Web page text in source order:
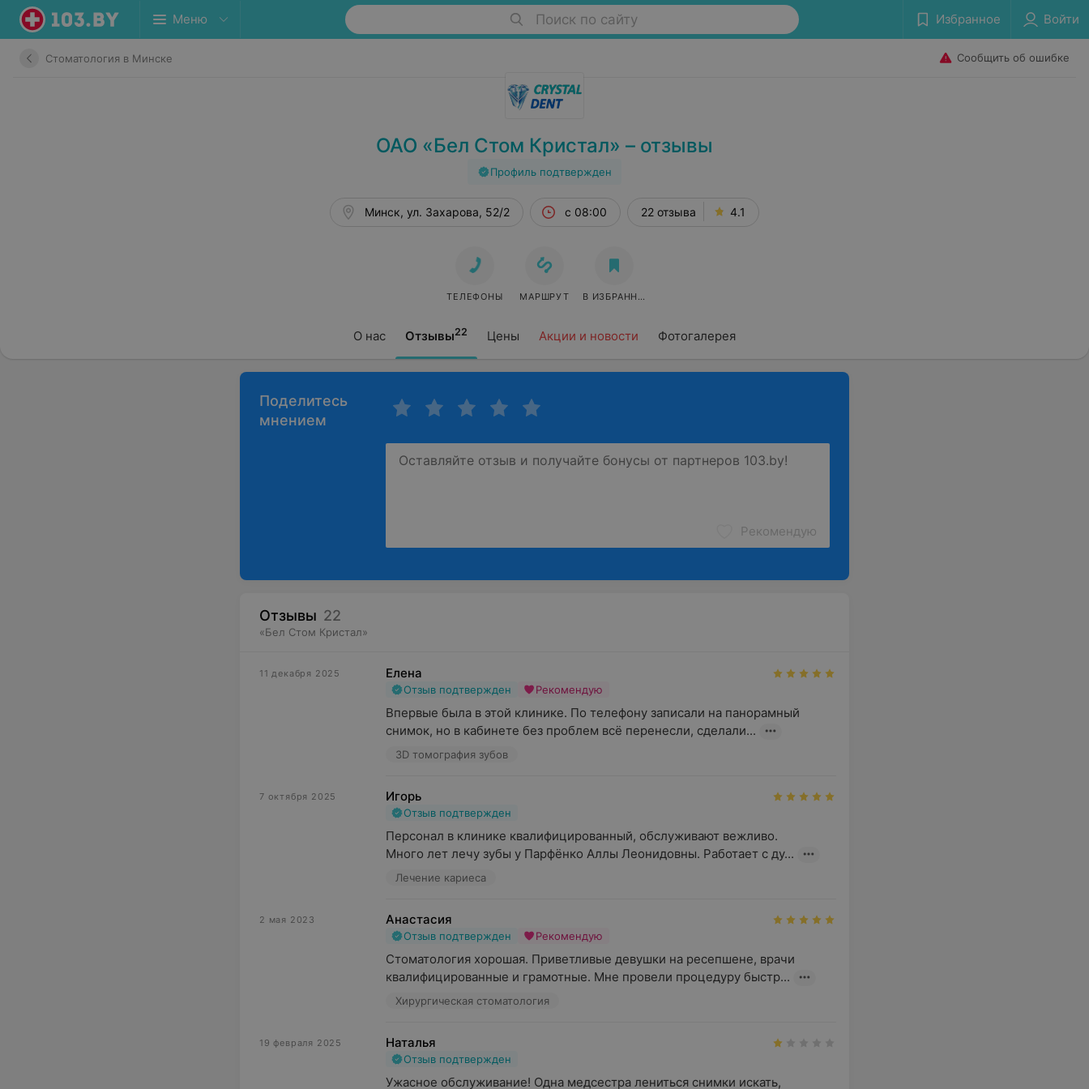
Меню Поиск по сайту Избранное Войти
Стоматология в Минске Сообщить об ошибке
ОАО «Бел Стом Кристал» – отзывы
Профиль подтвержден
О нас Отзывы22 Цены Акции и новости Фотогалерея
Минск, ул. Захарова, 52/2 с 08:00 22 отзыва 4.1
ТЕЛЕФОНЫ МАРШРУТ В ИЗБРАННОЕ
Поделитесь
мнением
Рекомендую
Отзывы 22
«Бел Стом Кристал»
11 декабря 2025 Елена
Отзыв подтвержден Рекомендую
Впервые была в этой клинике. По телефону записали на панорамный
снимок, но в кабинете без проблем всё перенесли, сделали...
3D томография зубов
7 октября 2025 Игорь
Отзыв подтвержден
Персонал в клинике квалифицированный, обслуживают вежливо.
Много лет лечу зубы у Парфёнко Аллы Леонидовны. Работает с ду...
Лечение кариеса
2 мая 2023 Анастасия
Отзыв подтвержден Рекомендую
Стоматология хорошая. Приветливые девушки на ресепшене, врачи
квалифицированные и грамотные. Мне провели процедуру быстр...
Хирургическая стоматология
19 февраля 2025 Наталья
Отзыв подтвержден
Ужасное обслуживание! Одна медсестра лениться снимки искать,